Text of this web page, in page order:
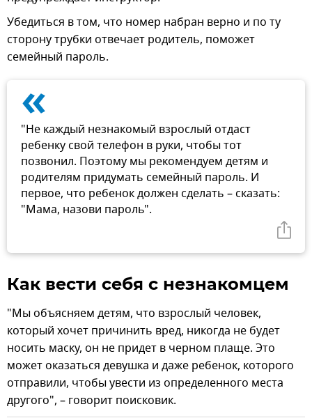
Убедиться в том, что номер набран верно и по ту
сторону трубки отвечает родитель, поможет
семейный пароль.
«
"Не каждый незнакомый взрослый отдаст
ребенку свой телефон в руки, чтобы тот
позвонил. Поэтому мы рекомендуем детям и
родителям придумать семейный пароль. И
первое, что ребенок должен сделать – сказать:
"Мама, назови пароль".
Как вести себя с незнакомцем
"Мы объясняем детям, что взрослый человек,
который хочет причинить вред, никогда не будет
носить маску, он не придет в черном плаще. Это
может оказаться девушка и даже ребенок, которого
отправили, чтобы увести из определенного места
другого", – говорит поисковик.